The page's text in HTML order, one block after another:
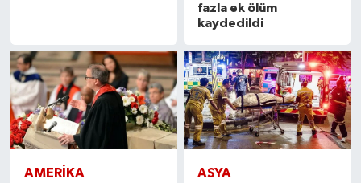
fazla ek ölüm
kaydedildi
AMERIKA ASYA